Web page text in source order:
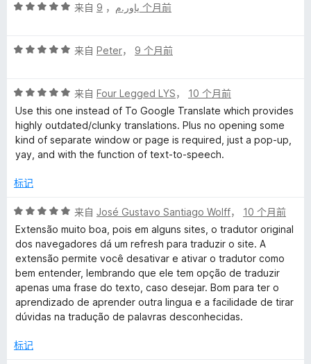
/评
/
来自 یاور.م ， 9 个月前
评
/
5
来自 Peter， 9 个月前
评
分
5
/
5
来自 Four Legged LYS， 10 个月前
Use this one instead of To Google Translate which provides
highly outdated/clunky translations. Plus no opening some
kind of separate window or page is required, just a pop-up,
yay, and with the function of text-to-speech.
标记
评
分
5
/
5
来自 José Gustavo Santiago Wolff， 10 个月前
Extensão muito boa, pois em alguns sites, o tradutor original
dos navegadores dá um refresh para traduzir o site. A
extensão permite você desativar e ativar o tradutor como
bem entender, lembrando que ele tem opção de traduzir
apenas uma frase do texto, caso desejar. Bom para ter o
aprendizado de aprender outra lingua e a facilidade de tirar
dúvidas na tradução de palavras desconhecidas.
标记